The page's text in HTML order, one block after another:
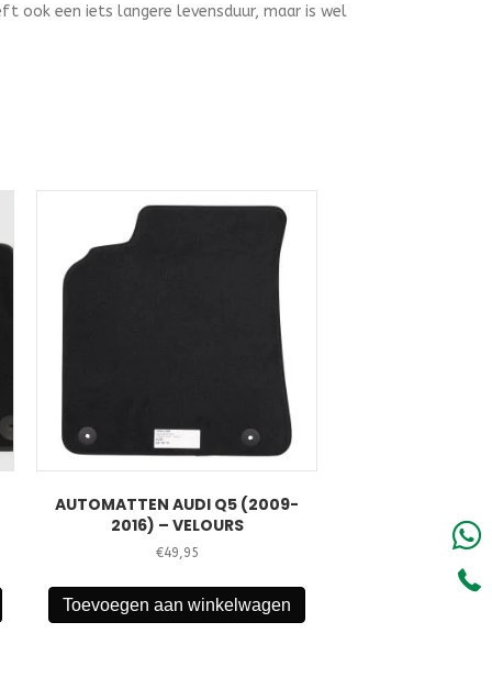
ook een iets langere levensduur, maar is wel
AUTOMATTEN AUDI Q5 (2009-
2016) – VELOURS
€49,95
Toevoegen aan winkelwagen